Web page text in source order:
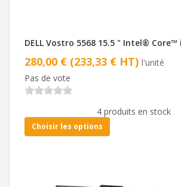
DELL Vostro 5568 15.5 " Intel® Core™
280,00 € (233,33 € HT) l'unité
Pas de vote
4 produits en stock
Choisir les options